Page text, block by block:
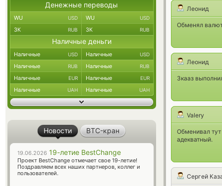
Леонид
Обменял
Леонид
Зкааз
Valery
Обменивал
адекватный.
Сергей
Денежные переводы
WU USD WU USD
ЗК RUB ЗК RUB
Наличные деньги
Наличные USD Наличные USD
Наличные RUB Наличные RUB
Наличные EUR Наличные EUR
Наличные UAH Наличные UAH
Новости BTC-кран
19.06.2026 19-летие BestChange
Проект BestChange отмечает свое 19-летие!
Поздравляем всех наших партнеров, коллег и
пользователей.